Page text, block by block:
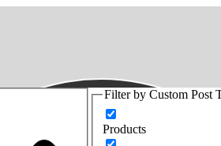
Filter by Custom Post
Products